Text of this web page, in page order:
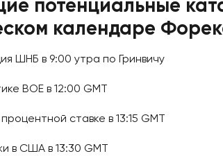
потенциальные
календаре
ШНБ в 9:00 утра по Гринвичу
BOE в 12:00 GMT
ставке в 13:15 GMT
в США в 13:30 GMT